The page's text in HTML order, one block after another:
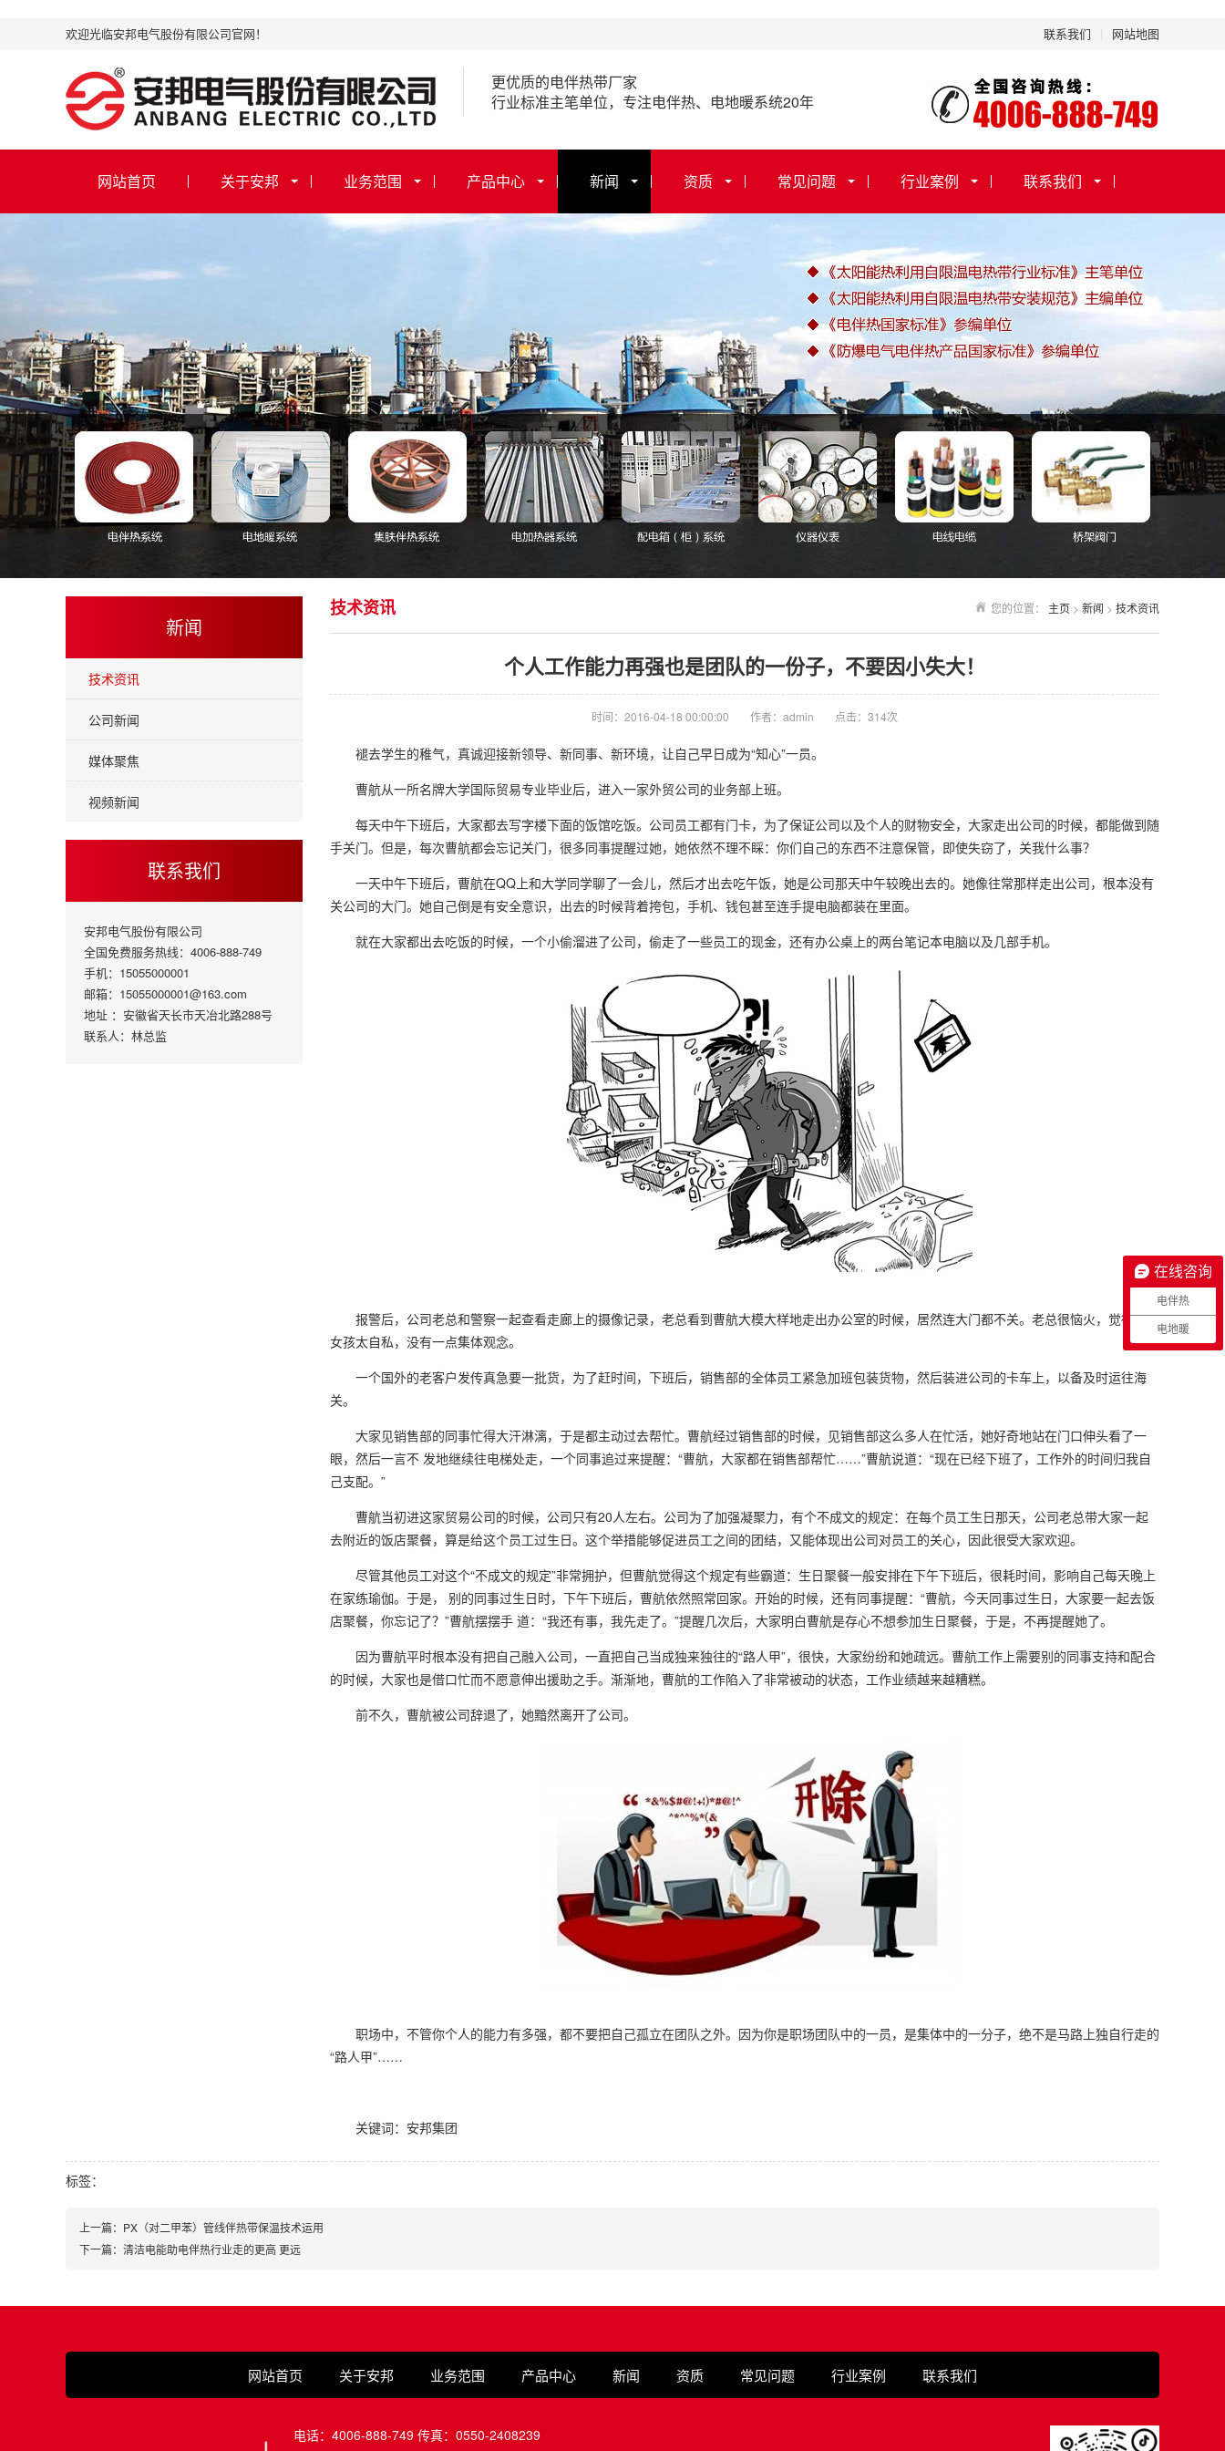
联系我们 网站地图
欢迎光临安邦电气股份有限公司官网！
更优质的电伴热带厂家
行业标准主笔单位，专注电伴热、电地暖系统20年
网站首页 关于安邦 业务范围 产品中心 新闻 资质 常见问题 行业案例 联系我们
新闻
技术资讯
公司新闻
媒体聚焦
视频新闻
联系我们
安邦电气股份有限公司
全国免费服务热线：4006-888-749
手机：15055000001
邮箱：15055000001@163.com
地址 ：安徽省天长市天冶北路288号
联系人：林总监
您的位置： 主页 > 新闻 > 技术资讯
技术资讯
个人工作能力再强也是团队的一份子，不要因小失大！
时间：2016-04-18 00:00:00 作者：admin 点击： 314次
褪去学生的稚气，真诚迎接新领导、新同事、新环境，让自己早日成为“知心”一员。
曹航从一所名牌大学国际贸易专业毕业后，进入一家外贸公司的业务部上班。
每天中午下班后，大家都去写字楼下面的饭馆吃饭。公司员工都有门卡，为了保证公司以及个人的财物安全，大家走出公司的时候，都能做到随
手关门。但是，每次曹航都会忘记关门，很多同事提醒过她，她依然不理不睬：你们自己的东西不注意保管，即使失窃了，关我什么事？
一天中午下班后，曹航在QQ 上和大学同学聊了一会儿，然后才出去吃午饭，她是公司那天中午较晚出去的。她像往常那样走出公司，根本没有
关公司的大门。她自己倒是有安全意识，出去的时候背着挎包，手机、钱包甚至连手提电脑都装在里面。
就在大家都出去吃饭的时候，一个小偷溜进了公司，偷走了一些员工的现金，还有办公桌上的两台笔记本电脑以及几部手机。
报警后，公司老总和警察一起查看走廊上的摄像记录，老总看到曹航大模大样地走出办公室的时候，居然连大门都不关。老总很恼火，觉得这个
女孩太自私，没有一点集体观念。
一个国外的老客户发传真急要一批货，为了赶时间，下班后，销售部的全体员工紧急加班包装货物，然后装进公司的卡车上，以备及时运往海
关。
大家见销售部的同事忙得大汗淋漓，于是都主动过去帮忙。曹航经过销售部的时候，见销售部这么多人在忙活，她好奇地站在门口伸头看了一
眼，然后一言不 发地继续往电梯处走，一个同事追过来提醒：“曹航，大家都在销售部帮忙……”曹航说道：“现在已经下班了，工作外的时间归我自
己支配。”
曹航当初进这家贸易公司的时候，公司只有20人左右。公司为了加强凝聚力，有个不成文的规定：在每个员工生日那天，公司老总带大家一起
去附近的饭店聚餐，算是给这个员工过生日。这个举措能够促进员工之间的团结，又能体现出公司对员工的关心，因此很受大家欢迎。
尽管其他员工对这个“不成文的规定”非常拥护，但曹航觉得这个规定有些霸道：生日聚餐一般安排在下午下班后，很耗时间，影响自己每天晚上
在家练瑜伽。于是， 别的同事过生日时，下午下班后，曹航依然照常回家。开始的时候，还有同事提醒：“曹航，今天同事过生日，大家要一起去饭
店聚餐，你忘记了？”曹航摆摆手 道：“我还有事，我先走了。”提醒几次后，大家明白曹航是存心不想参加生日聚餐，于是，不再提醒她了。
因为曹航平时根本没有把自己融入公司，一直把自己当成独来独往的“路人甲”，很快，大家纷纷和她疏远。曹航工作上需要别的同事支持和配合
的时候，大家也是借口忙而不愿意伸出援助之手。渐渐地，曹航的工作陷入了非常被动的状态，工作业绩越来越糟糕。
前不久，曹航被公司辞退了，她黯然离开了公司。
职场中，不管你个人的能力有多强，都不要把自己孤立在团队之外。因为你是职场团队中的一员，是集体中的一分子，绝不是马路上独自行走的
“路人甲”……
关键词：安邦集团
标签：
上一篇：PX（对二甲苯）管线伴热带保温技术运用
下一篇：清洁电能助电伴热行业走的更高 更远
网站首页 关于安邦 业务范围 产品中心 新闻 资质 常见问题 行业案例 联系我们
电话：4006-888-749 传真：0550-2408239
在线咨询
电伴热
电地暖